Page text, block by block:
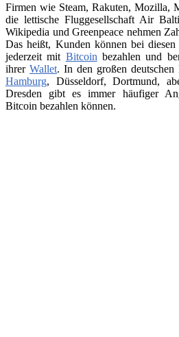
Firmen wie Steam, Rakuten, Mozilla,
die lettische Fluggesellschaft Air
Wikipedia und Greenpeace nehmen
Das heißt, Kunden können bei
jederzeit mit Bitcoin bezahlen und
ihrer Wallet. In den großen deutschen
Hamburg, Düsseldorf, Dortmund,
Dresden gibt es immer häufiger
Bitcoin bezahlen können.